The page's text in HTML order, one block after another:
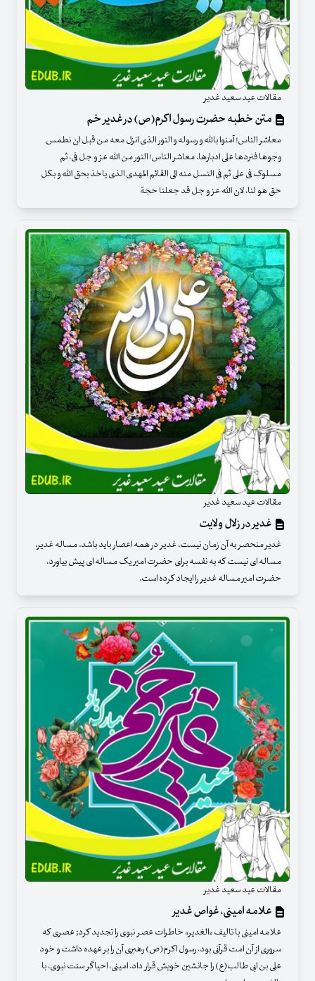
مقالات عید سعید غدیر
متن خطبه حضرت رسول اکرم(ص) در غدیر خم
معاشر الناس! آمنوا بالله و رسوله و النور الذی انزل معه من قبل ان نطمس
وجوها فنردها علی ادبارها. معاشر الناس! النور من الله عز و جل فی، ثم
مسلوک فی علی ثم فی النسل منه الی القائم المهدی الذی یاخذ بحق الله و بکل
حق هو لنا، لان الله عز و جل قد جعلنا حجة
مقالات عید سعید غدیر
غدیر در زلال ولایت
غدیر منحصر به آن زمان نیست، غدیر در همه اعصار باید باشد. مساله غدیر،
مساله ای نیست که به نفسه برای حضرت امیر یک مساله ای پیش بیاورد،
حضرت امیر مساله غدیر را ایجاد کرده است.
مقالات عید سعید غدیر
علامه امینی، غواص غدیر
علامه امینی با تالیف «الغدیر» خاطرات عصر نبوی را تجدید کرد; عصری که
سروری از آن امت قرآنی بود، رسول اکرم(ص) رهبری آن را بر عهده داشت و خود
علی بن ابی طالب(ع) را جانشین خویش قرار داد. امینی، احیاگر سنت نبوی، با